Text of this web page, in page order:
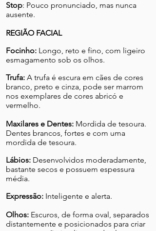
Stop: Pouco pronunciado, mas nunca
ausente.
REGIÃO FACIAL
Focinho: Longo, reto e fino, com ligeiro
esmagamento sob os olhos.
Trufa: A trufa é escura em cães de cores
branco, preto e cinza, pode ser marrom
nos exemplares de cores abricó e
vermelho.
Maxilares e Dentes: Mordida de tesoura.
Dentes brancos, fortes e com uma
mordida de tesoura.
Lábios: Desenvolvidos moderadamente,
bastante secos e possuem espessura
média.
Expressão: Inteligente e alerta.
Olhos: Escuros, de forma oval, separados
distantemente e posicionados para criar